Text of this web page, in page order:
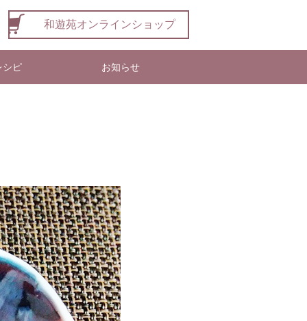
和遊苑オンラインショップ
シピ お知らせ